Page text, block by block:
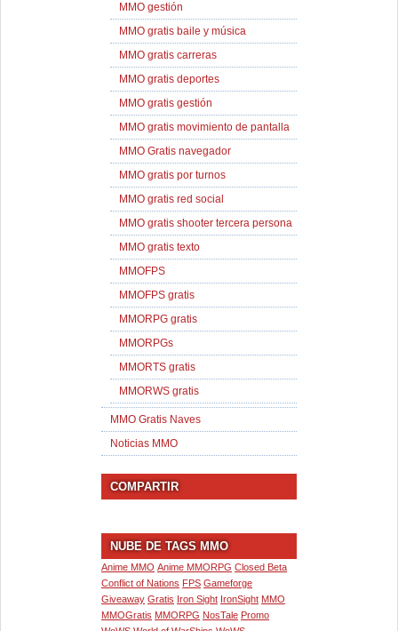
MMO gestión
MMO gratis baile y música
MMO gratis carreras
MMO gratis deportes
MMO gratis gestión
MMO gratis movimiento de pantalla
MMO Gratis navegador
MMO gratis por turnos
MMO gratis red social
MMO gratis shooter tercera persona
MMO gratis texto
MMOFPS
MMOFPS gratis
MMORPG gratis
MMORPGs
MMORTS gratis
MMORWS gratis
MMO Gratis Naves
Noticias MMO
COMPARTIR
NUBE DE TAGS MMO
Anime MMO Anime MMORPG Closed Beta
Conflict of Nations FPS Gameforge
Giveaway Gratis Iron Sight IronSight MMO
MMOGratis MMORPG NosTale Promo